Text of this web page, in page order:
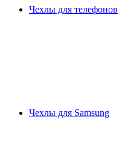
Чехлы для телефонов
Чехлы для Samsung